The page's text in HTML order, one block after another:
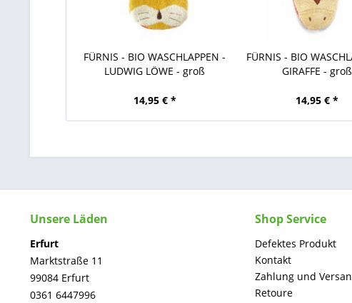
FÜRNIS - BIO WASCHLAPPEN -
LUDWIG LÖWE - groß
14,95 € *
FÜRNIS - BIO
GIRAFFE - groß
14,95 € *
Unsere Läden
Erfurt
Marktstraße 11
99084 Erfurt
0361 6447996
Shop Service
Defektes Produkt
Kontakt
Zahlung und
Retoure